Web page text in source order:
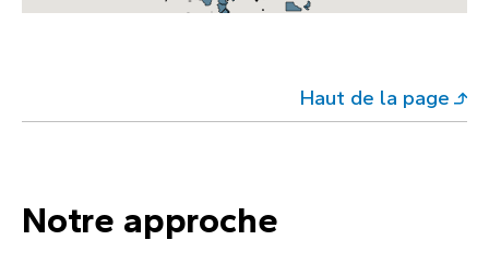
Haut de la page
Notre approche